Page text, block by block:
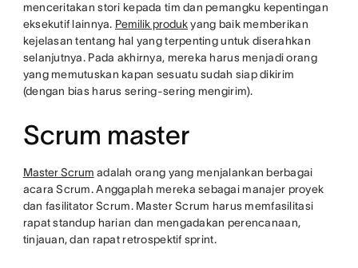
menceritakan stori kepada tim dan pemangku kepentingan
eksekutif lainnya. Pemilik produkyang baik memberikan
kejelasan tentang hal yang terpenting untuk diserahkan
selanjutnya. Pada akhirnya, mereka harus menjadi orang
yang memutuskan kapan sesuatu sudah siap dikirim
(dengan bias harus sering-sering mengirim).
Scrum master
Master Scrum adalah orang yang menjalankan berbagai
acara Scrum. Anggaplah mereka sebagai manajer proyek
dan fasilitator Scrum. Master Scrum harus memfasilitasi
rapat standup harian dan mengadakan perencanaan,
tinjauan, dan rapat retrospektif sprint.